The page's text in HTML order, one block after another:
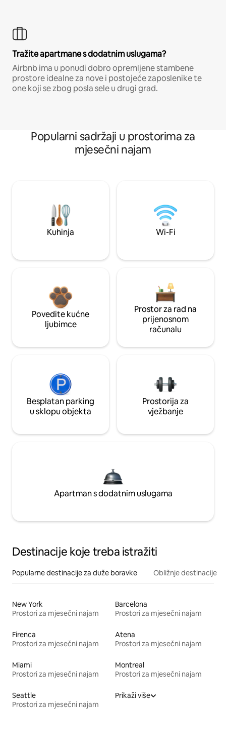
Tražite apartmane s dodatnim uslugama?
Airbnb ima u ponudi dobro opremljene stambene
prostore idealne za nove i postojeće zaposlenike te
one koji se zbog posla sele u drugi grad.
Popularni sadržaji u prostorima za
mjesečni najam
Kuhinja Wi-Fi
Povedite kućne
ljubimce
Prostor za rad na
prijenosnom
računalu
Besplatan parking
u sklopu objekta
Prostorija za
vježbanje
Apartman s dodatnim uslugama
Destinacije koje treba istražiti
Popularne destinacije za duže boravke Obližnje destinacije
New York
Prostori za mjesečni najam
Barcelona
Prostori za mjesečni najam
Firenca
Prostori za mjesečni najam
Atena
Prostori za mjesečni najam
Miami
Prostori za mjesečni najam
Montreal
Prostori za mjesečni najam
Seattle
Prostori za mjesečni najam
Prikaži više